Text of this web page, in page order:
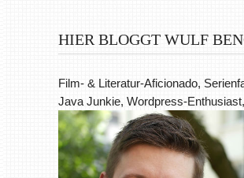
HIER BLOGGT WULF
Film- & Literatur-Aficionado,
Java Junkie, Wordpress-